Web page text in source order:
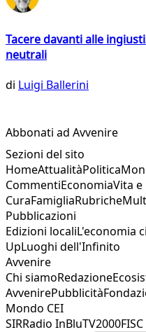
Tacere davanti alle
neutrali
di Luigi Ballerini
Abbonati ad Avvenire
Sezioni del sito
HomeAttualitàPolitica
CommentiEconomiaVita e
CuraFamigliaRubriche
Pubblicazioni
Edizioni localiL'economia
UpLuoghi dell'Infinito
Avvenire
Chi siamoRedazione
AvvenirePubblicità
Mondo CEI
SIRRadio InBluTV2000FISC